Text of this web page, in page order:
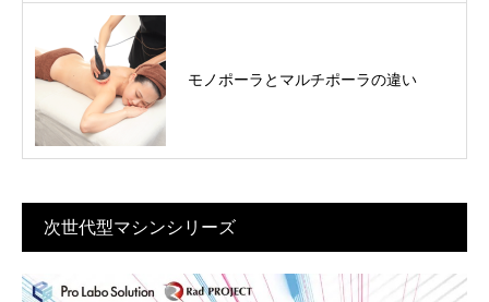
モノポーラとマルチポーラの違い
次世代型マシンシリーズ